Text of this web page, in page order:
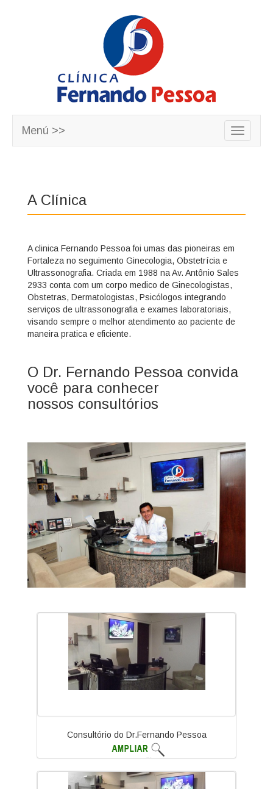
Toggle
Menú >>
A Clínica
A clinica Fernando Pessoa foi umas das pioneiras em
Fortaleza no seguimento Ginecologia, Obstetrícia e
Ultrassonografia. Criada em 1988 na Av. Antônio Sales
2933 conta com um corpo medico de Ginecologistas,
Obstetras, Dermatologistas, Psicólogos integrando
serviços de ultrassonografia e exames laboratoriais,
visando sempre o melhor atendimento ao paciente de
maneira pratica e eficiente.
O Dr. Fernando Pessoa convida
você para conhecer
nossos consultórios
Consultório do Dr.Fernando Pessoa